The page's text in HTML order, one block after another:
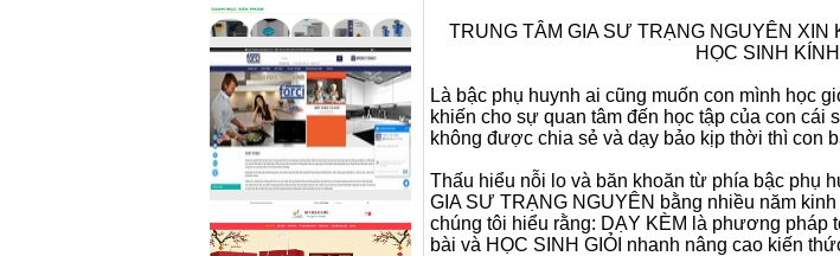
TRUNG TÂM GIA SƯ TRẠNG NGUYÊN
HỌC SINH
Là bậc phụ huynh ai cũng muốn con mình học
khiến cho sự quan tâm đến học tập của con cái
không được chia sẻ và dạy bảo kịp thời thì con
Thấu hiểu nỗi lo và băn khoăn từ phía bậc phụ
GIA SƯ TRẠNG NGUYÊN bằng nhiều năm
chúng tôi hiểu rằng: DẠY KÈM là phương pháp
bài và HỌC SINH GIỎI nhanh nâng cao kiến